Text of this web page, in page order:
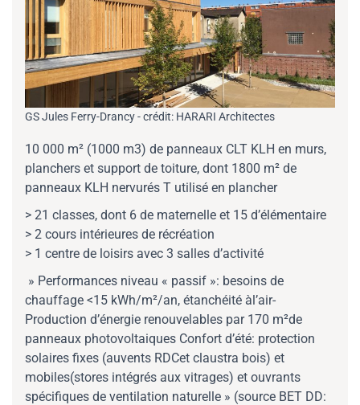
GS Jules Ferry-Drancy - crédit: HARARI Architectes
10 000 m² (1000 m3) de panneaux CLT KLH en murs,
planchers et support de toiture, dont 1800 m² de
panneaux KLH nervurés T utilisé en plancher
> 21 classes, dont 6 de maternelle et 15 d’élémentaire
> 2 cours intérieures de récréation
> 1 centre de loisirs avec 3 salles d’activité
» Performances niveau « passif »: besoins de
chauffage <15 kWh/m²/an, étanchéité àl’air­
Production d’énergie renouvelables par 170 m²de
panneaux photovoltaiques­ Confort d’été: protection
solaires fixes (auvents RDCet claustra bois) et
mobiles(stores intégrés aux vitrages) et ouvrants
spécifiques de ventilation naturelle » (source BET DD: